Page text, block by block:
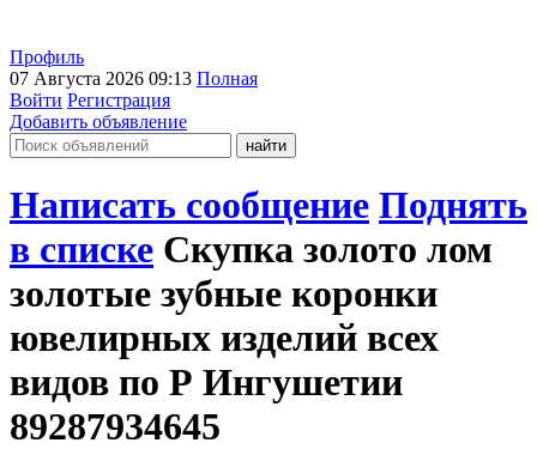
Профиль
07 Августа 2026 09:13 Полная
Войти Регистрация
Добавить объявление
Написать сообщение Поднять
в списке Скупка золото лом
золотые зубные коронки
ювелирных изделий всех
видов по Р Ингушетии
89287934645